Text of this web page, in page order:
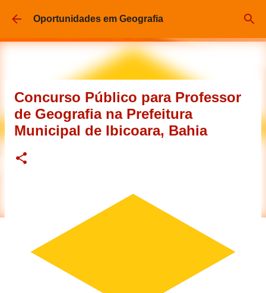
Pular para o conteúdo principal
Oportunidades em Geografia
Concurso Público para Professor
de Geografia na Prefeitura
Municipal de Ibicoara, Bahia